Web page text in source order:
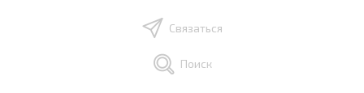
Связаться
Поиск